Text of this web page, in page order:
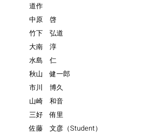
道作
中原 啓
竹下 弘道
大南 淳
水島 仁
秋山 健一郎
市川 博久
山崎 和音
三好 侑里
佐藤 文彦（Student）